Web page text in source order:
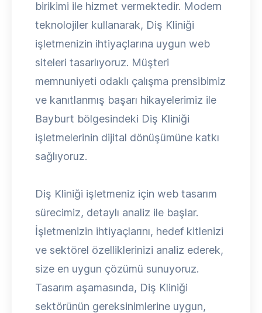
birikimi ile hizmet vermektedir. Modern
teknolojiler kullanarak, Diş Kliniği
işletmenizin ihtiyaçlarına uygun web
siteleri tasarlıyoruz. Müşteri
memnuniyeti odaklı çalışma prensibimiz
ve kanıtlanmış başarı hikayelerimiz ile
Bayburt bölgesindeki Diş Kliniği
işletmelerinin dijital dönüşümüne katkı
sağlıyoruz.
Diş Kliniği işletmeniz için web tasarım
sürecimiz, detaylı analiz ile başlar.
İşletmenizin ihtiyaçlarını, hedef kitlenizi
ve sektörel özelliklerinizi analiz ederek,
size en uygun çözümü sunuyoruz.
Tasarım aşamasında, Diş Kliniği
sektörünün gereksinimlerine uygun,